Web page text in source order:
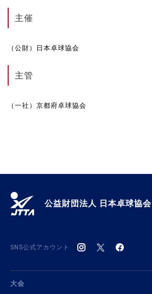
主催
（公財）日本卓球協会
主管
（一社）京都府卓球協会
公益財団法人 日本卓球協会
SNS公式アカウント
大会